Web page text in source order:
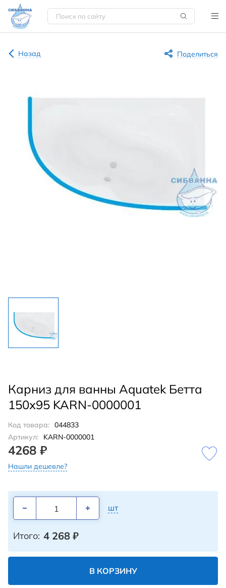
Назад Поделиться
Карниз для ванны Aquatek Бетта
150х95 KARN-0000001
Код товара: 044833
Артикул:
KARN-0000001
4268 ₽
Нашли дешевле?
шт
Итого: 4 268 ₽
В КОРЗИНУ